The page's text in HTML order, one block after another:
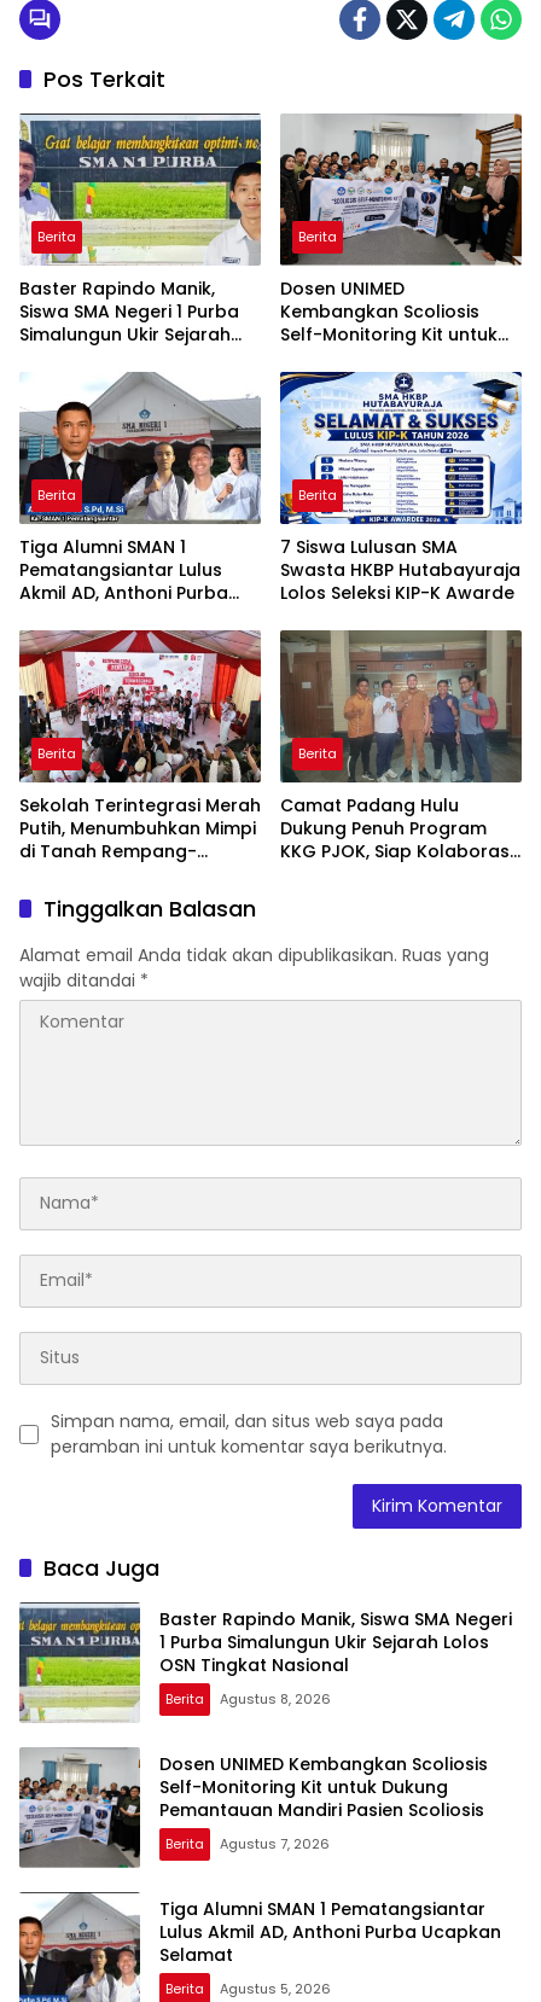
Pos Terkait
Berita
Baster Rapindo Manik,
Siswa SMA Negeri 1 Purba
Simalungun Ukir Sejarah
Berita
Dosen UNIMED
Kembangkan Scoliosis
Self-Monitoring Kit untuk
Mandiri Pasien Scoliosis
Berita
Tiga Alumni SMAN 1
Pematangsiantar Lulus
Akmil AD, Anthoni Purba
Berita
7 Siswa Lulusan SMA
Swasta HKBP Hutabayuraja
Lolos Seleksi KIP-K Awarde
Berita
Sekolah Terintegrasi Merah
Putih, Menumbuhkan Mimpi
di Tanah Rempang-
Berita
Camat Padang Hulu
Dukung Penuh Program
KKG PJOK, Siap Kolaborasi
Tinggalkan Balasan
Alamat email Anda tidak akan dipublikasikan. Ruas yang
wajib ditandai *
Simpan nama, email, dan situs web saya pada
peramban ini untuk komentar saya berikutnya.
Baca Juga
Baster Rapindo Manik, Siswa SMA Negeri
1 Purba Simalungun Ukir Sejarah Lolos
OSN Tingkat Nasional
Berita Agustus 8, 2026
Dosen UNIMED Kembangkan Scoliosis
Self-Monitoring Kit untuk Dukung
Pemantauan Mandiri Pasien Scoliosis
Berita Agustus 7, 2026
Tiga Alumni SMAN 1 Pematangsiantar
Lulus Akmil AD, Anthoni Purba Ucapkan
Selamat
Berita Agustus 5, 2026